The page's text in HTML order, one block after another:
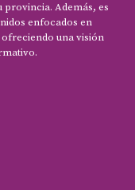
provincia. Además, es
enfocados en
una visión